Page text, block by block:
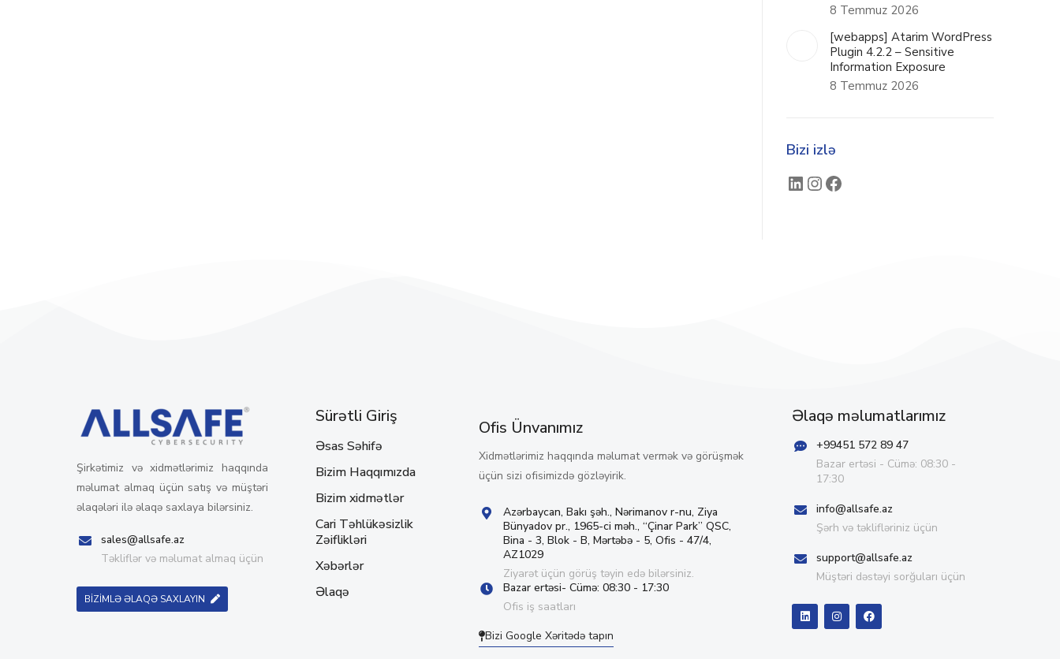
8 Temmuz 2026
[webapps] Atarim WordPress
Plugin 4.2.2 – Sensitive
Information Exposure
8 Temmuz 2026
Bizi izlə
Şirkətimiz və xidmətlərimiz haqqında
məlumat almaq üçün satış və müştəri
əlaqələri ilə əlaqə saxlaya bilərsiniz.
sales@allsafe.az
Təkliflər və məlumat almaq üçün
BİZİMLƏ ƏLAQƏ SAXLAYIN
Sürətli Giriş
Əsas Səhifə
Bizim Haqqımızda
Bizim xidmətlər
Cari Təhlükəsizlik
Zəiflikləri
Xəbərlər
Əlaqə
Ofis Ünvanımız
Xidmətlərimiz haqqında məlumat vermək və görüşmək
üçün sizi ofisimizdə gözləyirik.
Azərbaycan, Bakı şəh., Nərimanov r-nu, Ziya
Bünyadov pr., 1965-ci məh., “Çinar Park” QSC,
Bina - 3, Blok - B, Mərtəbə - 5, Ofis - 47/4,
AZ1029
Ziyarət üçün görüş təyin edə bilərsiniz.
Bazar ertəsi- Cümə: 08:30 - 17:30
Ofis iş saatları
Bizi Google Xəritədə tapın
Əlaqə məlumatlarımız
+99451 572 89 47
Bazar ertəsi - Cümə: 08:30 -
17:30
info@allsafe.az
Şərh və təklifləriniz üçün
support@allsafe.az
Müştəri dəstəyi sorğuları üçün